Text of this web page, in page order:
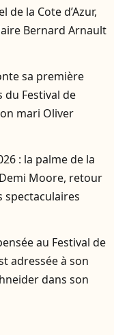
la Cote d’Azur,
Bernard Arnault
sa première
du Festival de
mari Oliver
: la palme de la
Moore, retour
spectaculaires
au Festival de
adressée à son
dans son